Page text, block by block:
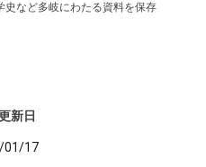
史など多岐にわたる資料を保存
新日
01/17